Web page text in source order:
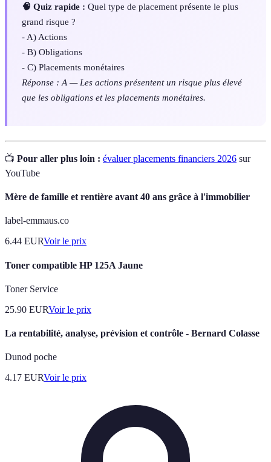
🧠 Quiz rapide : Quel type de placement présente le plus
grand risque ?
- A) Actions
- B) Obligations
- C) Placements monétaires
Réponse : A — Les actions présentent un risque plus élevé
que les obligations et les placements monétaires.
📺 Pour aller plus loin : évaluer placements financiers 2026 sur
YouTube
Mère de famille et rentière avant 40 ans grâce à l'immobilier
label-emmaus.co
6.44 EURVoir le prix
Toner compatible HP 125A Jaune
Toner Service
25.90 EURVoir le prix
La rentabilité, analyse, prévision et contrôle - Bernard Colasse
Dunod poche
4.17 EURVoir le prix